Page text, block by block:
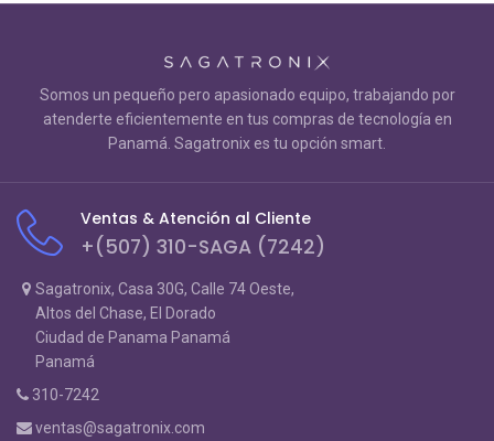
Somos un pequeño pero apasionado equipo, trabajando por
atenderte eficientemente en tus compras de tecnología en
Panamá. Sagatronix es tu opción smart.
Ventas & Atención al Cliente
+(507) 310-SAGA (7242)
Sagatronix, Casa 30G, Calle 74 Oeste,
Altos del Chase, El Dorado
Ciudad de Panama Panamá
Panamá
310-7242
ventas@sagatronix.com